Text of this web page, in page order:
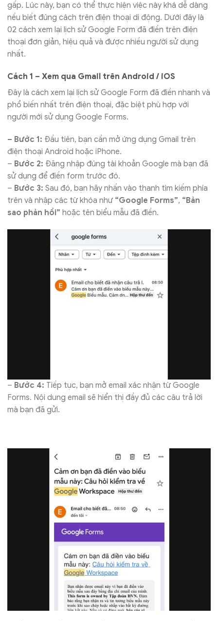
gấp. Lúc này, bạn có thể thực hiện việc này khá dễ dàng
nếu biết đúng cách trên điện thoại di động. Dưới đây là
02 cách xem lại lịch sử Google Form đã điền trên điện
thoại đơn giản, hiệu quả và được nhiều người sử dụng
nhất.
Cách 1 – Xem qua Gmail trên Android / iOS
Đây là cách xem lại lịch sử Google Form đã điền nhanh và
phổ biến nhất trên điện thoại, đặc biệt phù hợp với
người mới sử dụng Google Forms.
– Bước 1: Đầu tiên, bạn cần mở ứng dụng Gmail trên
điện thoại Android hoặc iPhone.
– Bước 2: Đăng nhập đúng tài khoản Google mà bạn đã
sử dụng để điền form trước đó.
– Bước 3: Sau đó, bạn hãy nhấn vào thanh tìm kiếm phía
trên và nhập các từ khóa như “Google Forms”, “Bản
sao phản hồi” hoặc tên biểu mẫu đã điền.
– Bước 4: Tiếp tục, bạn mở email xác nhận từ Google
Forms. Nội dung email sẽ hiển thị đầy đủ các câu trả lời
mà bạn đã gửi.